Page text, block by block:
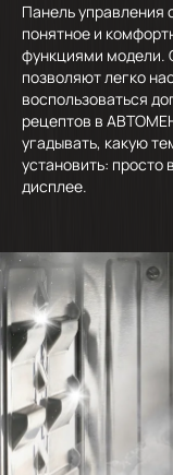
Панель управления
понятное и
функциями модели.
позволяют легко
воспользоваться
рецептов в
угадывать, какую
установить: просто
дисплее.